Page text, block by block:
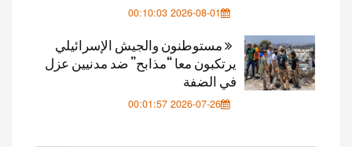
2026-08-01 00:10:03
مستوطنون والجيش الإسرائيلي
يرتكبون معا “مذابح” ضد مدنيين عزل
في الضفة
2026-07-26 00:01:57